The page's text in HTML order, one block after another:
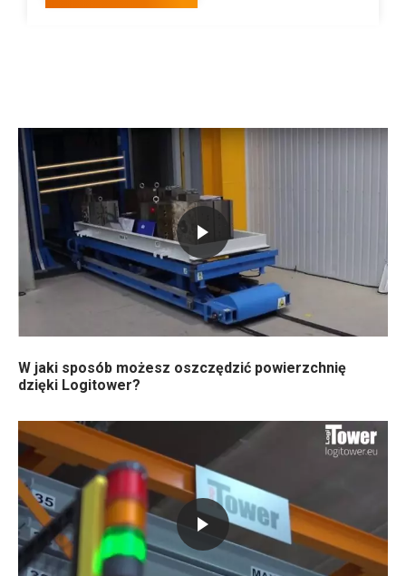
W jaki sposób możesz oszczędzić powierzchnię
dzięki Logitower?